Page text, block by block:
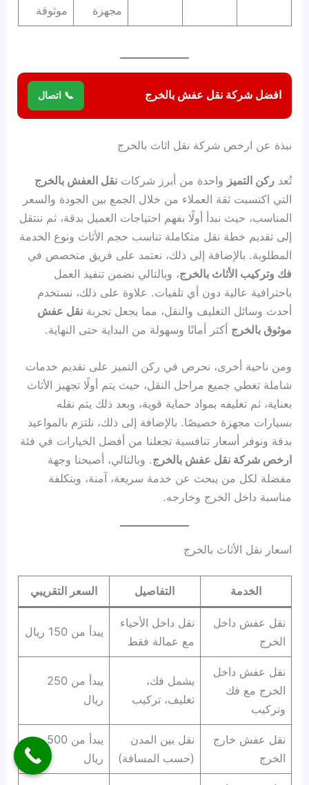
مجهزة
موثوقة
افضل شركة نقل عفش بالخرج 📞 اتصال
نبذة عن ارخص شركة نقل اثاث بالخرج
تُعدركن التميز واحدة من أبرز شركاتنقل العفش بالخرج
التي اكتسبت ثقة العملاء من خلال الجمع بين الجودة والسعر
المناسب، حيث نبدأ أولًا بفهم احتياجات العميل بدقة، ثم ننتقل
إلى تقديم خطة نقل متكاملة تناسب حجم الأثاث ونوع الخدمة
المطلوبة. بالإضافة إلى ذلك، نعتمد على فريق متخصص في
فك وتركيب الأثاث بالخرج، وبالتالي نضمن تنفيذ العمل
باحترافية عالية دون أي تلفيات. علاوة على ذلك، نستخدم
أحدث وسائل التغليف والنقل، مما يجعل تجربةنقل عفش
موثوق بالخرج أكثر أمانًا وسهولة من البداية حتى النهاية.
ومن ناحية أخرى، نحرص في ركن التميز على تقديم خدمات
شاملة تغطي جميع مراحل النقل، حيث يتم أولًا تجهيز الأثاث
بعناية، ثم تغليفه بمواد حماية قوية، وبعد ذلك يتم نقله
بسيارات مجهزة خصيصًا. بالإضافة إلى ذلك، نلتزم بالمواعيد
بدقة ونوفر أسعار تنافسية تجعلنا من أفضل الخيارات في فئة
ارخص شركة نقل عفش بالخرج. وبالتالي، أصبحنا وجهة
مفضلة لكل من يبحث عن خدمة سريعة، آمنة، وبتكلفة
مناسبة داخل الخرج وخارجه.
اسعار نقل الأثاث بالخرج
الخدمة التفاصيل السعر التقريبي
نقل عفش داخل
الخرج
نقل داخل الأحياء
مع عمالة فقط
يبدأ من 150 ريال
نقل عفش داخل
الخرج مع فك
وتركيب
يشمل فك،
تغليف، تركيب
يبدأ من 250
ريال
نقل عفش خارج
الخرج
نقل بين المدن
(حسب المسافة)
يبدأ من 500
ريال